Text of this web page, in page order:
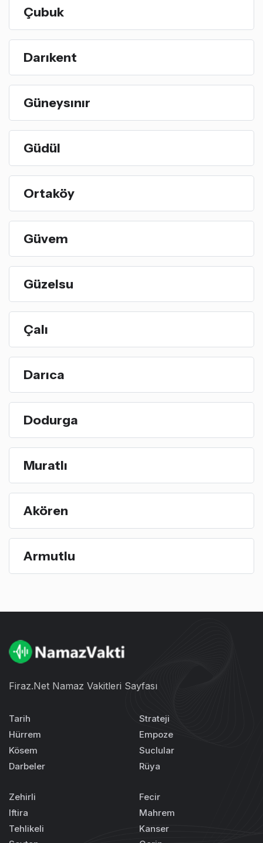
Çubuk
Darıkent
Güneysınır
Güdül
Ortaköy
Güvem
Güzelsu
Çalı
Darıca
Dodurga
Muratlı
Akören
Armutlu
Firaz.Net Namaz Vakitleri Sayfası
Tarih
Hürrem
Kösem
Darbeler
Strateji
Empoze
Suclular
Rüya
Zehirli
Iftira
Tehlikeli
Fecir
Mahrem
Kanser